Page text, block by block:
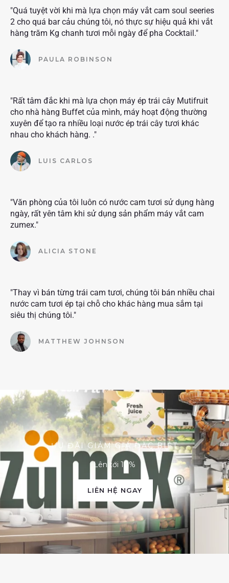
"Quá tuyệt vời khi mà lựa chọn máy vắt cam soul seeries
2 cho quá bar cảu chúng tôi, nó thực sự hiệu quả khi vắt
hàng trăm Kg chanh tươi mỗi ngày để pha Cocktail."
PAULA ROBINSON
"Rất tâm đắc khi mà lựa chọn máy ép trái cây Mutifruit
cho nhà hàng Buffet của mình, máy hoạt động thường
xuyên để tạo ra nhiều loại nước ép trái cây tươi khác
nhau cho khách hàng. ."
LUIS CARLOS
"Văn phòng của tôi luôn có nước cam tươi sử dụng hàng
ngày, rất yên tâm khi sử dụng sản phẩm máy vắt cam
zumex."
ALICIA STONE
"Thay vì bán từng trái cam tươi, chúng tôi bán nhiều chai
nước cam tươi ép tại chỗ cho khác hàng mua sắm tại
siêu thị chúng tôi."
MATTHEW JOHNSON
ƯU ĐÃI GIẢM GIÁ ĐẶC BIỆT
Lên tới 10%
LIÊN HỆ NGAY